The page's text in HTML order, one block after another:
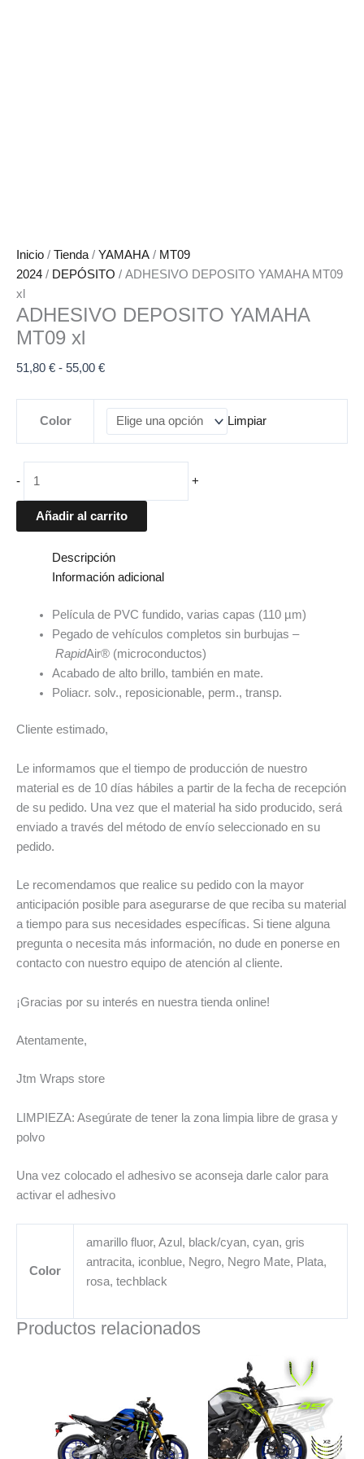
Inicio / Tienda / YAMAHA / MT09
2024 / DEPÓSITO / ADHESIVO DEPOSITO YAMAHA MT09
xl
ADHESIVO DEPOSITO YAMAHA
MT09 xl
51,80 € - 55,00 €
Color Limpiar
- +
Añadir al carrito
Descripción
Información adicional
Película de PVC fundido, varias capas (110 µm)
Pegado de vehículos completos sin burbujas –
RapidAir® (microconductos)
Acabado de alto brillo, también en mate.
Poliacr. solv., reposicionable, perm., transp.
Cliente estimado,
Le informamos que el tiempo de producción de nuestro
material es de 10 días hábiles a partir de la fecha de recepción
de su pedido. Una vez que el material ha sido producido, será
enviado a través del método de envío seleccionado en su
pedido.
Le recomendamos que realice su pedido con la mayor
anticipación posible para asegurarse de que reciba su material
a tiempo para sus necesidades específicas. Si tiene alguna
pregunta o necesita más información, no dude en ponerse en
contacto con nuestro equipo de atención al cliente.
¡Gracias por su interés en nuestra tienda online!
Atentamente,
Jtm Wraps store
LIMPIEZA: Asegúrate de tener la zona limpia libre de grasa y
polvo
Una vez colocado el adhesivo se aconseja darle calor para
activar el adhesivo
Color
amarillo fluor, Azul, black/cyan, cyan, gris
antracita, iconblue, Negro, Negro Mate, Plata,
rosa, techblack
Productos relacionados